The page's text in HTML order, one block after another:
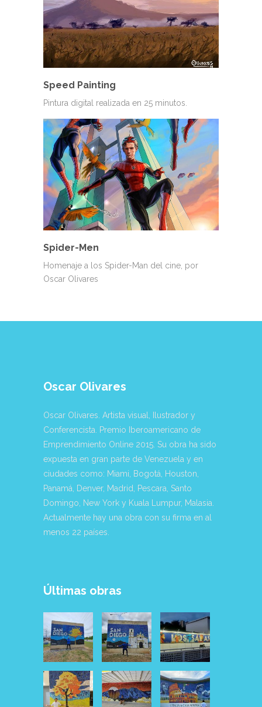
Speed Painting
Pintura digital realizada en 25 minutos.
Spider-Men
Homenaje a los Spider-Man del cine, por
Oscar Olivares
Oscar Olivares
Oscar Olivares. Artista visual, Ilustrador y
Conferencista. Premio Iberoamericano de
Emprendimiento Online 2015. Su obra ha sido
expuesta en gran parte de Venezuela y en
ciudades como: Miami, Bogotá, Houston,
Panamá, Denver, Madrid, Pescara, Santo
Domingo, New York y Kuala Lumpur, Malasia.
Actualmente hay una obra con su firma en al
menos 22 países.
Últimas obras